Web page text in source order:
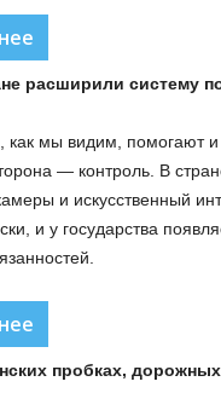
расширили систему
как мы видим, помогают
— контроль. В
и искусственный
и у государства
пробках,